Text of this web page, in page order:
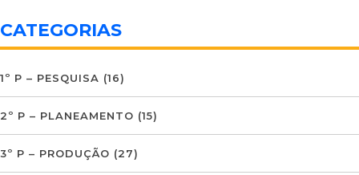
CATEGORIAS
1º P – PESQUISA (16)
2º P – PLANEAMENTO (15)
3º P – PRODUÇÃO (27)